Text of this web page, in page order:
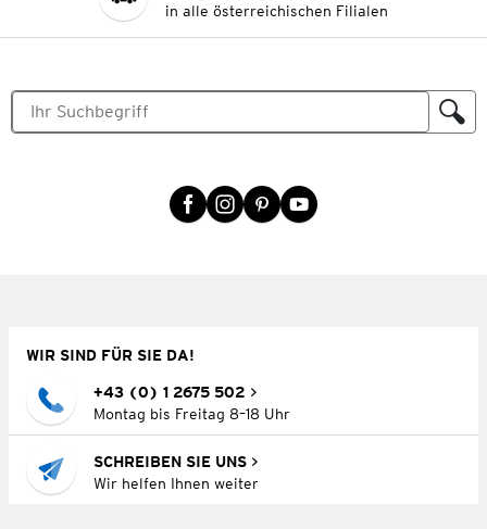
in alle österreichischen Filialen
WIR SIND FÜR SIE DA!
+43 (0) 1 2675 502
Montag bis Freitag 8–18 Uhr
SCHREIBEN SIE UNS
Wir helfen Ihnen weiter